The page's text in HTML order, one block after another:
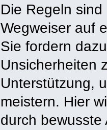
Die Regeln
Wegweiser auf
Sie fordern
Unsicherheiten
Unterstützung,
meistern. Hier
durch